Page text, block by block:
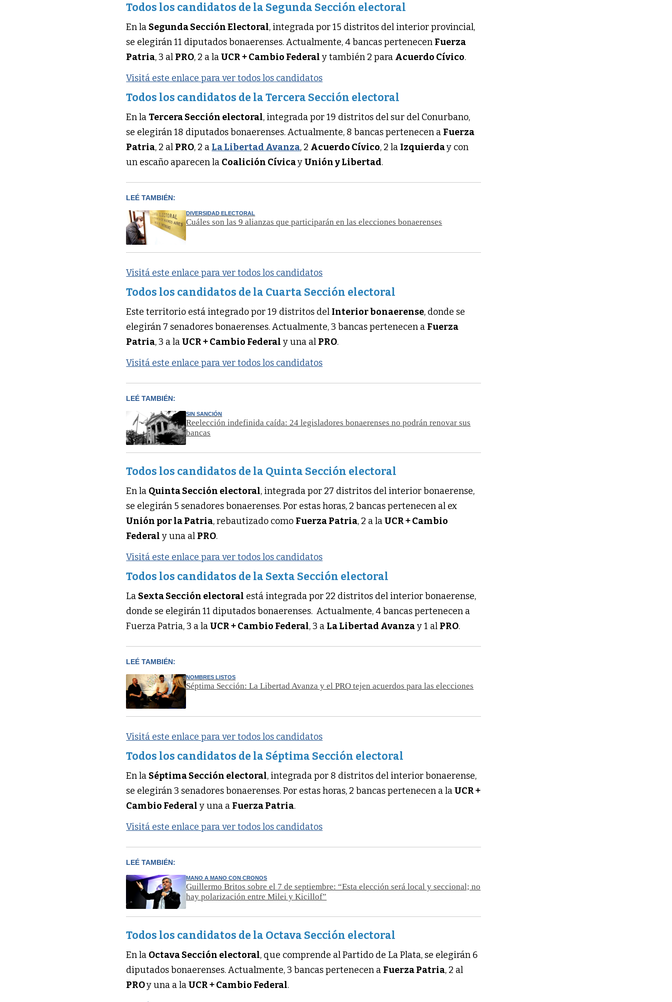
Todos los candidatos de la Segunda Sección electoral
En la Segunda Sección Electoral, integrada por 15 distritos del interior provincial,
se elegirán 11 diputados bonaerenses. Actualmente, 4 bancas pertenecen Fuerza
Patria, 3 al PRO, 2 a laUCR + Cambio Federal y también 2 para Acuerdo Cívico.
Visitá este enlace para ver todos los candidatos
Todos los candidatos de la Tercera Sección electoral
En la Tercera Sección electoral, integrada por 19 distritos del sur del Conurbano,
se elegirán 18 diputados bonaerenses. Actualmente, 8 bancas pertenecen a Fuerza
Patria, 2 al PRO, 2 a La Libertad Avanza, 2 Acuerdo Cívico, 2 la Izquierday con
un escaño aparecen la Coalición CívicayUnión y Libertad.
LEÉ TAMBIÉN:
DIVERSIDAD ELECTORAL
Cuáles son las 9 alianzas que participarán en las elecciones bonaerenses
Visitá este enlace para ver todos los candidatos
Todos los candidatos de la Cuarta Sección electoral
Este territorio está integrado por 19 distritos del Interior bonaerense, donde se
elegirán 7 senadores bonaerenses. Actualmente, 3 bancas pertenecen a Fuerza
Patria, 3 a laUCR + Cambio Federal y una al PRO.
Visitá este enlace para ver todos los candidatos
LEÉ TAMBIÉN:
SIN SANCIÓN
Reelección indefinida caída: 24 legisladores bonaerenses no podrán renovar sus
bancas
Todos los candidatos de la Quinta Sección electoral
En la Quinta Sección electoral, integrada por 27 distritos del interior bonaerense,
se elegirán 5 senadores bonaerenses. Por estas horas, 2 bancas pertenecen al ex
Unión por la Patria, rebautizado como Fuerza Patria, 2 a laUCR + Cambio
Federal y una al PRO.
Visitá este enlace para ver todos los candidatos
Todos los candidatos de la Sexta Sección electoral
La Sexta Sección electoral está integrada por 22 distritos del interior bonaerense,
donde se elegirán 11 diputados bonaerenses. Actualmente, 4 bancas pertenecen a
Fuerza Patria, 3 a laUCR + Cambio Federal, 3 a La Libertad Avanzay 1 al PRO.
LEÉ TAMBIÉN:
NOMBRES LISTOS
Séptima Sección: La Libertad Avanza y el PRO tejen acuerdos para las elecciones
Visitá este enlace para ver todos los candidatos
Todos los candidatos de la Séptima Sección electoral
En la Séptima Sección electoral, integrada por 8 distritos del interior bonaerense,
se elegirán 3 senadores bonaerenses. Por estas horas, 2 bancas pertenecen a laUCR +
Cambio Federal y una a Fuerza Patria.
Visitá este enlace para ver todos los candidatos
LEÉ TAMBIÉN:
MANO A MANO CON CRONOS
Guillermo Britos sobre el 7 de septiembre: “Esta elección será local y seccional; no
hay polarización entre Milei y Kicillof”
Todos los candidatos de la Octava Sección electoral
En la Octava Sección electoral, que comprende al Partido de La Plata, se elegirán 6
diputados bonaerenses. Actualmente, 3 bancas pertenecen a Fuerza Patria, 2 al
PROy una a laUCR + Cambio Federal.